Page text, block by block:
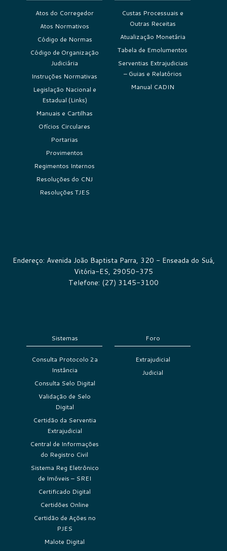
Atos do Corregedor
Atos Normativos
Código de Normas
Código de Organização
Judiciária
Instruções Normativas
Legislação Nacional e
Estadual (Links)
Manuais e Cartilhas
Ofícios Circulares
Portarias
Provimentos
Regimentos Internos
Resoluções do CNJ
Resoluções TJES
Custas Processuais e
Outras Receitas
Atualização Monetária
Tabela de Emolumentos
Serventias Extrajudiciais
– Guias e Relatórios
Manual CADIN
Endereço: Avenida João Baptista Parra, 320 - Enseada do Suá,
Vitória-ES, 29050-375
Telefone: (27) 3145-3100
Sistemas
Consulta Protocolo 2a
Instância
Consulta Selo Digital
Validação de Selo
Digital
Certidão da Serventia
Extrajudicial
Central de Informações
do Registro Civil
Sistema Reg Eletrônico
de Imóveis – SREI
Certificado Digital
Certidões Online
Certidão de Ações no
PJES
Malote Digital
Foro
Extrajudicial
Judicial